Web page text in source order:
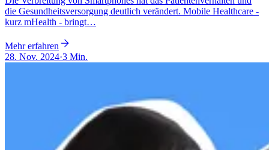
die Gesundheitsversorgung deutlich verändert. Mobile Healthcare -
kurz mHealth - bringt…
Mehr erfahren
28. Nov. 2024·3 Min.